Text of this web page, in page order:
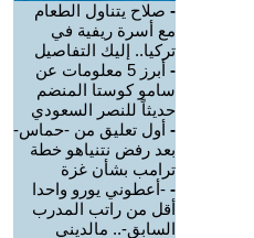
- صلاح يتناول الطعام
مع أسرة ريفية في
تركيا.. إليك التفاصيل
-
أبرز 5 معلومات عن
سامو كوستا المنضم
حديثاً للنصر السعودي
- أول تعليق من -حماس-
بعد رفض نتنياهو خطة
ترامب بشأن غزة
- -أعطوني يورو واحدا
أقل من راتب المدرب
السابق-.. مالديني